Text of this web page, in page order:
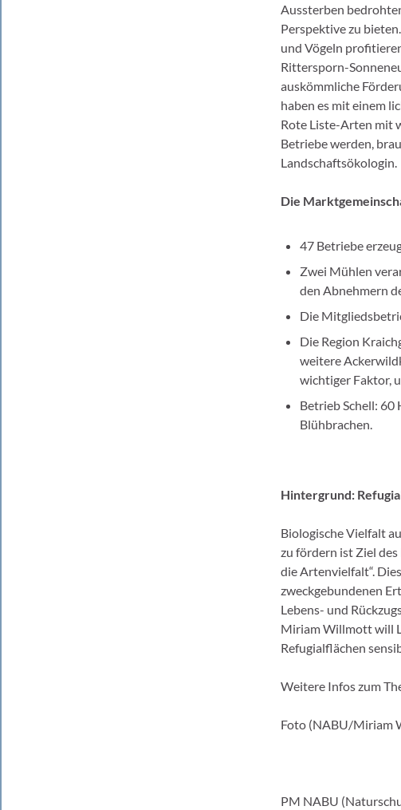
Aussterben
Perspektive zu
und Vögeln
Rittersporn-
auskömmliche
haben es mit einem
Rote Liste-Arten mit
Betriebe werden,
Landschaftsökologin.
Die
47 Betriebe
Zwei Mühlen
den Abnehmern
Die
Die Region
weitere
wichtiger Faktor,
Betrieb Schell: 60
Blühbrachen.
Hintergrund:
Biologische Vielfalt
zu fördern ist Ziel
die Artenvielfalt“.
zweckgebundenen
Lebens- und
Miriam Willmott will
Refugialflächen
Weitere Infos zum
Foto (NABU/Miriam
PM NABU